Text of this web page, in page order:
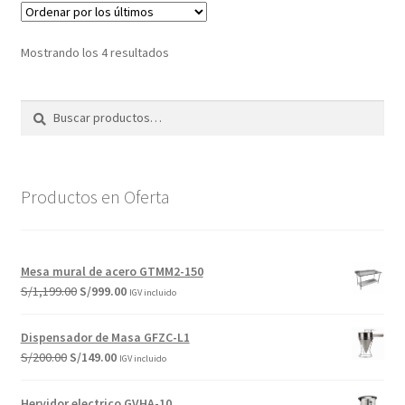
Mostrando los 4 resultadosOrdenado
Buscar
Buscar
Productos en Oferta
Mesa mural de acero GTMM2-150
S/1,199.00 El
original
era:
S/999.00El
actual
IGV incluido
Dispensador de Masa GFZC-L1
S/200.00 El
original
S/149.00El
actual
IGV incluido